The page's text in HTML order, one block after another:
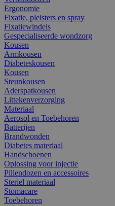
Ergonomie
Fixatie, pleisters en spray
Fixatiewindels
Gespecialiseerde wondzorg
Kousen
Armkousen
Diabeteskousen
Kousen
Steunkousen
Aderspatkousen
Littekenverzorging
Materiaal
Aerosol en Toebehoren
Batterijen
Brandwonden
Diabetes materiaal
Handschoenen
Oplossing voor injectie
Pillendozen en accessoires
Steriel materiaal
Stomacare
Toebehoren